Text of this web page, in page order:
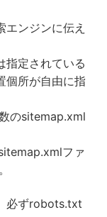
ンジンに伝え
定されている
個所が自由に指
のsitemap.xml
ファ
必ずrobots.txt